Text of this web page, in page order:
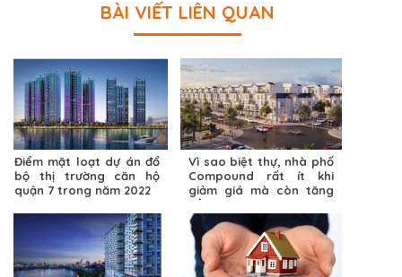
BÀI VIẾT LIÊN QUAN
Điểm mặt loạt dự án đổ
bộ thị trường căn hộ
quận 7 trong năm 2022
Vì sao biệt thự, nhà phố
Compound rất ít khi
giảm giá mà còn tăng
đều ?